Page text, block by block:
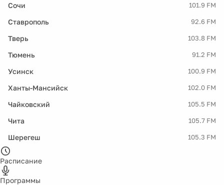
Сочи 101.9 FM
Ставрополь 92.6 FM
Тверь 103.8 FM
Тюмень 91.2 FM
Усинск 100.9 FM
Ханты-Мансийск 102.0 FM
Чайковский 105.5 FM
Чита 105.7 FM
Шерегеш 105.3 FM
Расписание
Программы